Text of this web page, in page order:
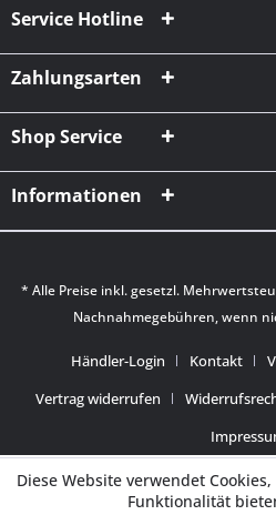
Service Hotline
Zahlungsarten
Shop Service
Informationen
* Alle Preise inkl. gesetzl.
Nachnahmegebühren, wenn
Händler-Login Kontakt
Vertrag widerrufen
Diese Website verwendet
Funktionalität